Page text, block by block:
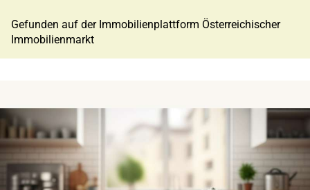
Gefunden auf der Immobilienplattform Österreichischer
Immobilienmarkt